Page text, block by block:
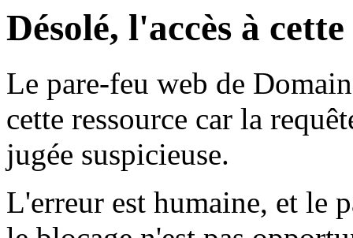
Désolé, l'accès à
Le pare-feu web de
cette ressource car la
jugée suspicieuse.
L'erreur est humaine, et le